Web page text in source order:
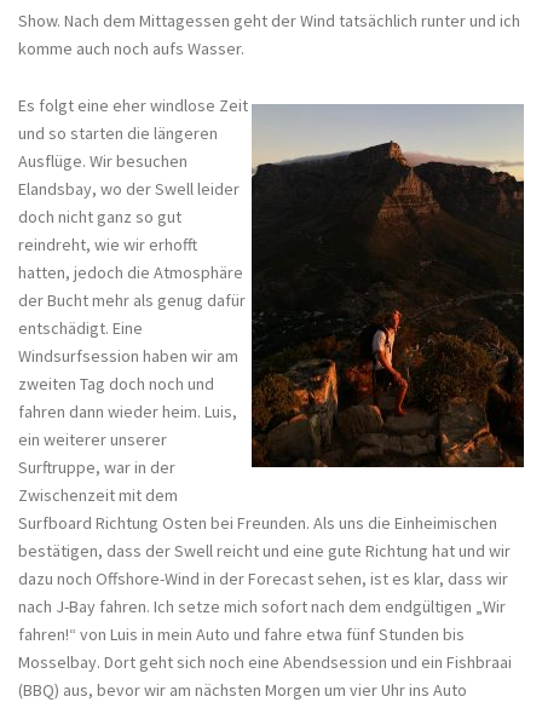
Show. Nach dem Mittagessen geht der Wind tatsächlich runter und ich
komme auch noch aufs Wasser.
Es folgt eine eher windlose Zeit
und so starten die längeren
Ausflüge. Wir besuchen
Elandsbay, wo der Swell leider
doch nicht ganz so gut
reindreht, wie wir erhofft
hatten, jedoch die Atmosphäre
der Bucht mehr als genug dafür
entschädigt. Eine
Windsurfsession haben wir am
zweiten Tag doch noch und
fahren dann wieder heim. Luis,
ein weiterer unserer
Surftruppe, war in der
Zwischenzeit mit dem
Surfboard Richtung Osten bei Freunden. Als uns die Einheimischen
bestätigen, dass der Swell reicht und eine gute Richtung hat und wir
dazu noch Offshore-Wind in der Forecast sehen, ist es klar, dass wir
nach J-Bay fahren. Ich setze mich sofort nach dem endgültigen „Wir
fahren!“ von Luis in mein Auto und fahre etwa fünf Stunden bis
Mosselbay. Dort geht sich noch eine Abendsession und ein Fishbraai
(BBQ) aus, bevor wir am nächsten Morgen um vier Uhr ins Auto